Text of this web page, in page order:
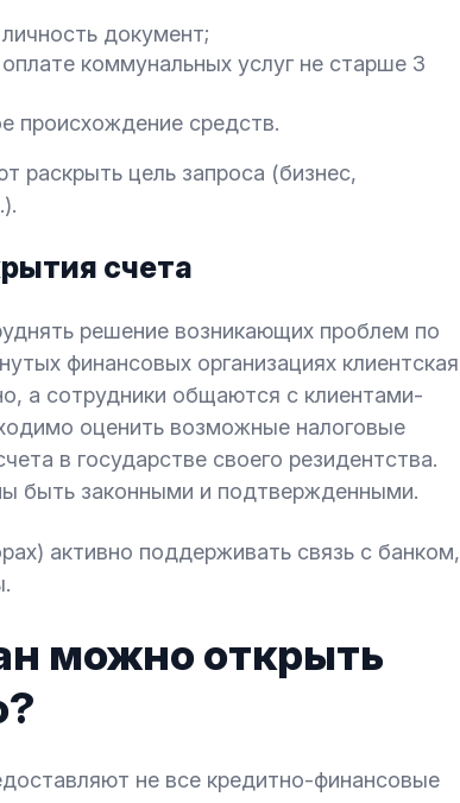
документ;
коммунальных услуг не старше 3
происхождение средств.
раскрыть цель запроса (бизнес,
счета
решение возникающих проблем по
финансовых организациях клиентская
а сотрудники общаются с клиентами-
оценить возможные налоговые
в государстве своего резидентства.
быть законными и подтвержденными.
активно поддерживать связь с банком,
можно открыть
не все кредитно-финансовые